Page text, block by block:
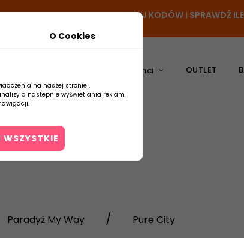
PRODUKT DO KOSZYKA, UŻYJ KODÓW I SPRAWDŹ
Producenci OUTLET
Paradyż My Way Pure City
O Cookies
na naszej stronie .
a nastepnie wyświetlania reklam